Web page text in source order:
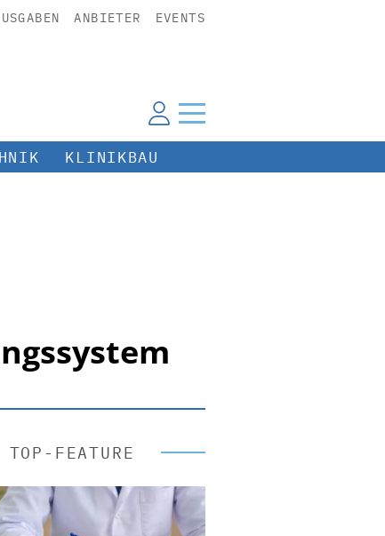
ANBIETER EVENTS
KLINIKBAU
TOP-FEATURE